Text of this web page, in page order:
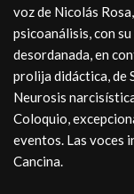
voz de Nicolás
psicoanálisis, con
desordanada, en
prolija didáctica, de
Neurosis
Coloquio,
eventos. Las voces
Cancina.